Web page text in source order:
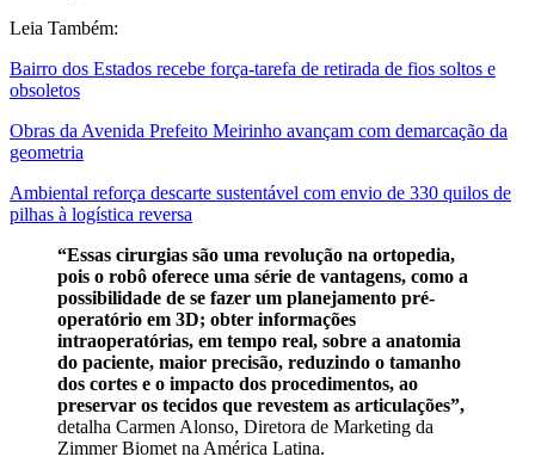
Leia Também:
Bairro dos Estados recebe força-tarefa de retirada de fios soltos e
obsoletos
Obras da Avenida Prefeito Meirinho avançam com demarcação da
geometria
Ambiental reforça descarte sustentável com envio de 330 quilos de
pilhas à logística reversa
“Essas cirurgias são uma revolução na ortopedia,
pois o robô oferece uma série de vantagens, como a
possibilidade de se fazer um planejamento pré-
operatório em 3D; obter informações
intraoperatórias, em tempo real, sobre a anatomia
do paciente, maior precisão, reduzindo o tamanho
dos cortes e o impacto dos procedimentos, ao
preservar os tecidos que revestem as articulações”,
detalha Carmen Alonso, Diretora de Marketing da
Zimmer Biomet na América Latina.